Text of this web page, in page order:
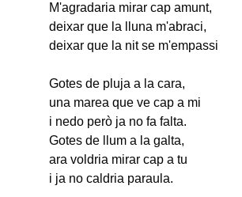
M'agradaria mirar cap amunt,
deixar que la lluna m'abraci,
deixar que la nit se m'empassi
Gotes de pluja a la cara,
una marea que ve cap a mi
i nedo però ja no fa falta.
Gotes de llum a la galta,
ara voldria mirar cap a tu
i ja no caldria paraula.